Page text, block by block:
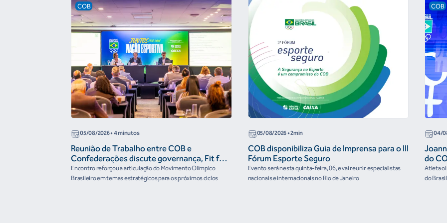
COB
05/08/2026• 4 minutos
Reunião de Trabalho entre COB e
Confederações discute governança, Fit for
the Future e presença do Brasil em
organismos internacionais
Encontro reforçou a articulação do Movimento Olímpico
Brasileiro em temas estratégicos para os próximos ciclos
05/08/2026• 2min
COB disponibiliza Guia de Imprensa para o III
Fórum Esporte Seguro
Evento será nesta quinta-feira, 06, e vai reunir especialistas
nacionais e internacionais no Rio de Janeiro
COB
04/
do
Atleta
do